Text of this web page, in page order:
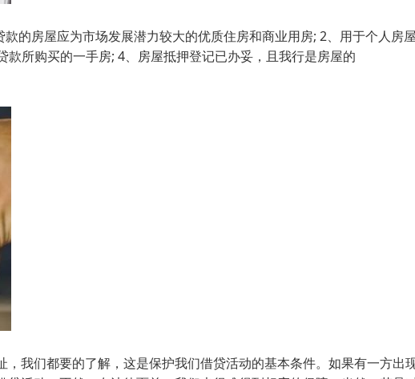
的房屋应为市场发展潜力较大的优质住房和商业用房; 2、用于个人房
所购买的一手房; 4、房屋抵押登记已办妥，且我行是房屋的
我们都要的了解，这是保护我们借贷活动的基本条件。如果有一方出